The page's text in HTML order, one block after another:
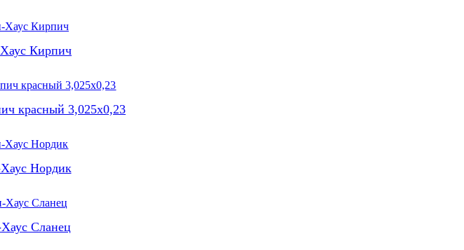
Кирпич
красный 3,025х0,23
Нордик
Сланец